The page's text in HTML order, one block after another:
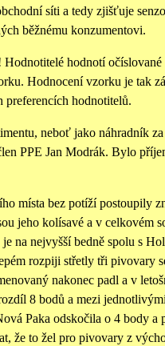
síti a tedy zjišťuje
běžnému konzumentovi.
Hodnotitelé hodnotí
Hodnocení vzorku je tak
preferencích hodnotitelů.
neboť jako náhradník
PPE Jan Modrák. Bylo
místa bez potíží postoupily
jeho kolísavé a v celkovém
na nejvyšší bedně spolu s
rozpiji střetly tři pivovary
nakonec padl a v
8 bodů a mezi
Paka odskočila o 4 body a
že to žel pro pivovary z